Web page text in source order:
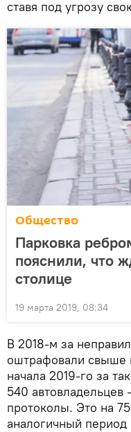
ставя под угрозу
Общество
Парковка
пояснили, что
столице
19 марта 2019, 08:34
В 2018-м за
оштрафовали свыше
начала 2019-го за
540 автовладельцев
протоколы. Это на
аналогичный